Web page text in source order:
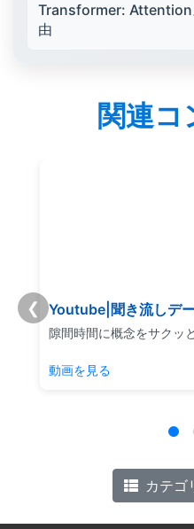
Transformer: Attention
由
関連コ
❮ Youtube|聞き流しデ
隙間時間に概念をサクッ
動画を見る
カテゴ